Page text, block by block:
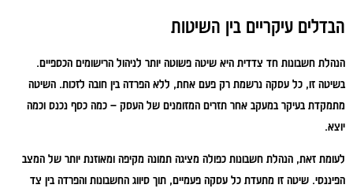
הבדלים עיקריים בין השיטות
הנהלת חשבונות חד צדדית היא שיטה פשוטה יותר לניהול הרישומים הכספיים.
בשיטה זו, כל עסקה נרשמת רק פעם אחת, ללא הפרדה בין חובה לזכות. השיטה
מתמקדת בעיקר במעקב אחר תזרים המזומנים של העסק – כמה כסף נכנס וכמה
יוצא.
לעומת זאת, הנהלת חשבונות כפולה מציגה תמונה מקיפה ומאוזנת יותר של המצב
הפיננסי. שיטה זו מתעדת כל עסקה פעמיים, תוך סיווג החשבונות והפרדה בין צד